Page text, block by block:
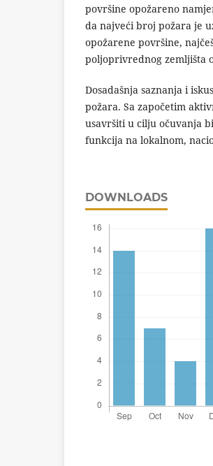
površine opožareno
da najveći broj požara je
opožarene površine,
poljoprivrednog zemljišta
Dosadašnja saznanja i
požara. Sa započetim
usavršiti u cilju očuvanja
funkcija na lokalnom,
DOWNLOADS